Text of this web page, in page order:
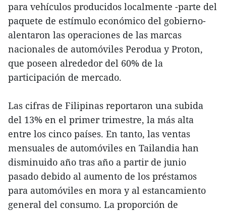
para vehículos producidos localmente -parte del
paquete de estímulo económico del gobierno-
alentaron las operaciones de las marcas
nacionales de automóviles Perodua y Proton,
que poseen alrededor del 60% de la
participación de mercado.
Las cifras de Filipinas reportaron una subida
del 13% en el primer trimestre, la más alta
entre los cinco países. En tanto, las ventas
mensuales de automóviles en Tailandia han
disminuido año tras año a partir de junio
pasado debido al aumento de los préstamos
para automóviles en mora y al estancamiento
general del consumo. La proporción de